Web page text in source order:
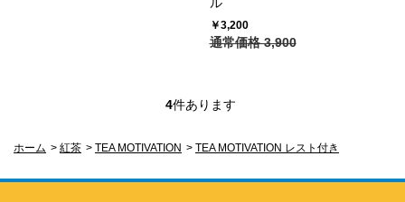
￥3,200
通常価格 3,900
4件あります
ホーム > 紅茶 > TEA MOTIVATION > TEA MOTIVATION レスト付き